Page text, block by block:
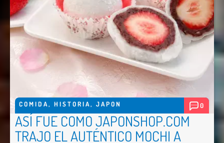
COMIDA, HISTORIA, JAPON 0
ASÍ FUE COMO JAPONSHOP.COM
TRAJO EL AUTÉNTICO MOCHI A